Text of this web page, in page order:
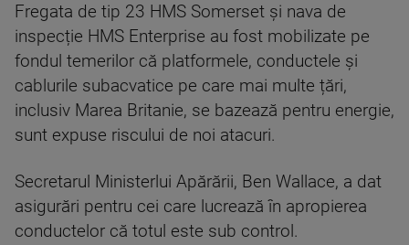
Fregata de tip 23 HMS Somerset și nava de
inspecție HMS Enterprise au fost mobilizate pe
fondul temerilor că platformele, conductele și
cablurile subacvatice pe care mai multe țări,
inclusiv Marea Britanie, se bazează pentru energie,
sunt expuse riscului de noi atacuri.
Secretarul Ministerlui Apărării, Ben Wallace, a dat
asigurări pentru cei care lucrează în apropierea
conductelor că totul este sub control.